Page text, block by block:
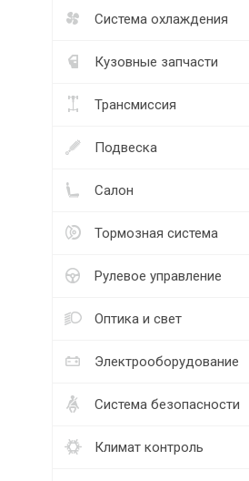
Система охлаждения
Кузовные запчасти
Трансмиссия
Подвеска
Салон
Тормозная система
Рулевое управление
Оптика и свет
Электрооборудование
Система безопасности
Климат контроль